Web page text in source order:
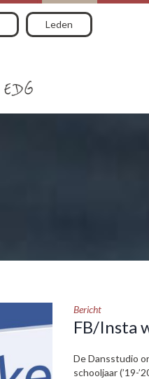
Leden
Bericht
FB/Insta
De Dansstudio
schooljaar (’19-